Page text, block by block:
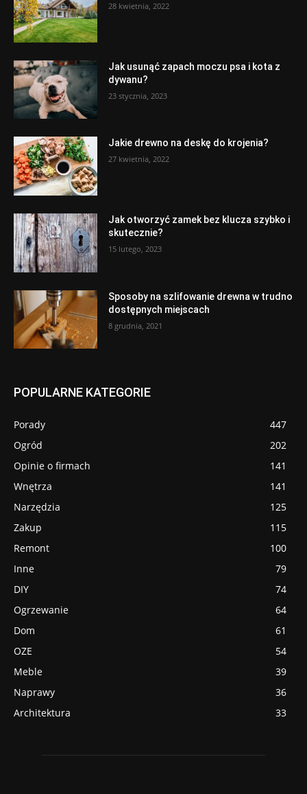
28 kwietnia, 2022
Jak usunąć zapach moczu psa i kota z
dywanu?
23 stycznia, 2023
Jakie drewno na deskę do krojenia?
27 kwietnia, 2022
Jak otworzyć zamek bez klucza szybko i
skutecznie?
15 lutego, 2023
Sposoby na szlifowanie drewna w trudno
dostępnych miejscach
8 grudnia, 2021
POPULARNE KATEGORIE
Porady
447
Ogród
202
Opinie o firmach
141
Wnętrza
141
Narzędzia
125
Zakup
115
Remont
100
Inne
79
DIY
74
Ogrzewanie
64
Dom
61
OZE
54
Meble
39
Naprawy
36
Architektura
33